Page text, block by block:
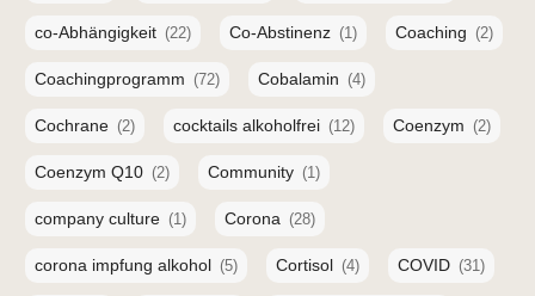
co-Abhängigkeit (22) Co-Abstinenz (1) Coaching (2)
Coachingprogramm (72) Cobalamin (4)
Cochrane (2) cocktails alkoholfrei (12) Coenzym (2)
Coenzym Q10 (2) Community (1)
company culture (1) Corona (28)
corona impfung alkohol (5) Cortisol (4) COVID (31)